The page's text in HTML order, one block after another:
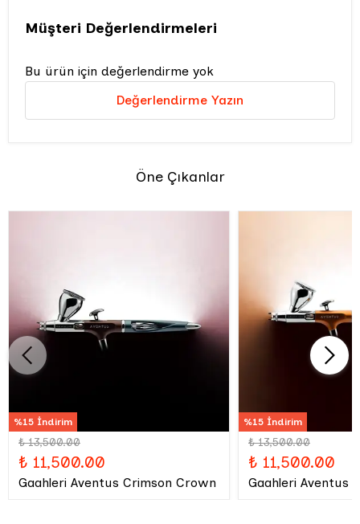
Müşteri Değerlendirmeleri
Bu ürün için değerlendirme yok
Değerlendirme Yazın
Öne Çıkanlar
%15 İndirim
₺ 13,500.00
₺ 11,500.00
Gaahleri Aventus Crimson Crown
%15 İndirim
₺ 13,500.00
₺ 11,500.00
Gaahleri Aventus